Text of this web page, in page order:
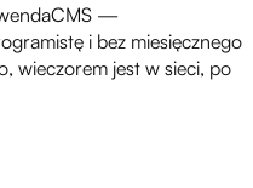
—
i bez miesięcznego
wieczorem jest w sieci, po